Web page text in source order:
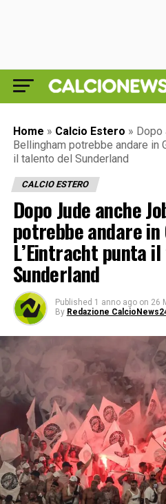
Home » Calcio Estero » Dopo
Bellingham potrebbe andare in
il talento del Sunderland
CALCIO ESTERO
Dopo Jude anche
potrebbe andare in
L’Eintracht punta
Sunderland
Published 1 anno ago on 26
By Redazione